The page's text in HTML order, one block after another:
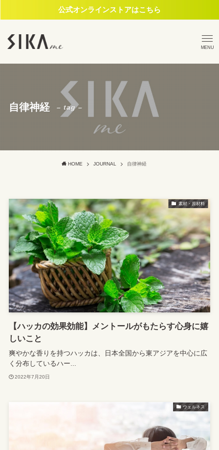
公式オンラインストアはこちら
MENU
自律神経 – tag –
HOME JOURNAL 自律神経
素材・原材料
【ハッカの効果効能】メントールがもたらす心身に嬉
しいこと
爽やかな香りを持つハッカは、日本全国から東アジアを中心に広
く分布しているハー...
2022年7月20日
ウェルネス